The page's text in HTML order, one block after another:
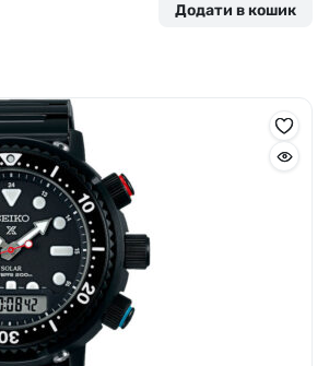
Додати в кошик